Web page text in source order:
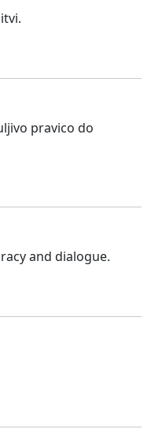
pravico do
and dialogue.